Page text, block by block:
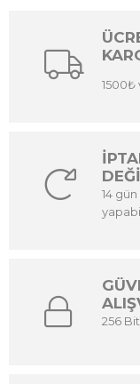
14
256